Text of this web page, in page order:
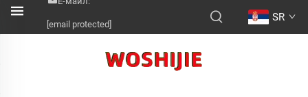
[email protected]
SR